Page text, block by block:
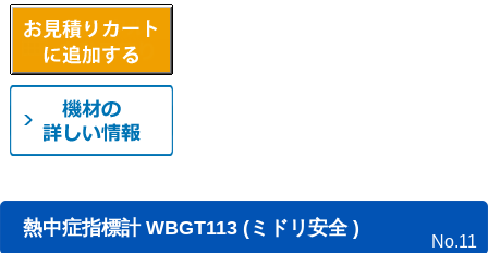
熱中症指標計 WBGT113 (ミドリ安全 )
No.11